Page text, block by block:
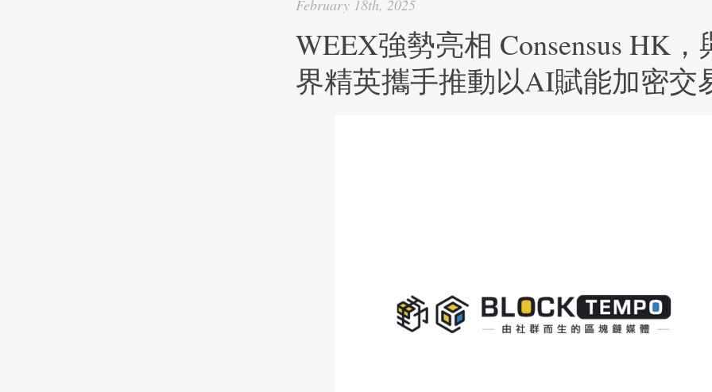
February 18th, 2025
WEEX強勢亮相 Consensus HK，
界精英攜手推動以AI賦能加密交